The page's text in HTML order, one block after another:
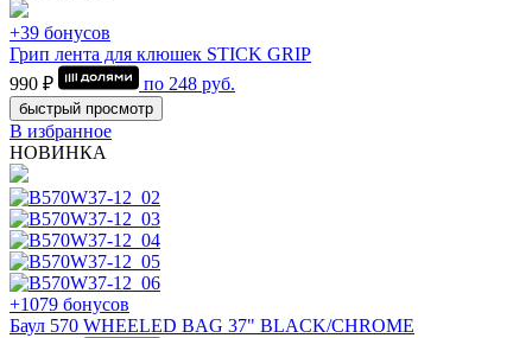
+39 бонусов
Грип лента для клюшек STICK GRIP
990 ₽
по 248 руб.
быстрый просмотр
В избранное
НОВИНКА
+1079 бонусов
Баул 570 WHEELED BAG 37" BLACK/CHROME